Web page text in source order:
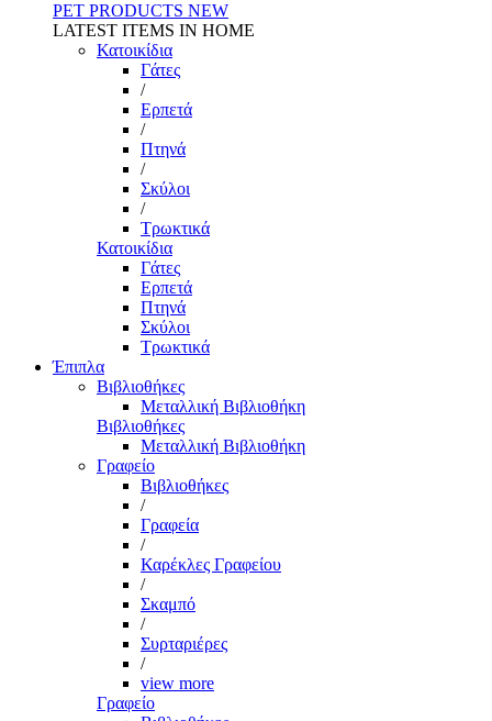
PET PRODUCTS NEW
LATEST ITEMS IN HOME
Κατοικίδια
Γάτες
/
Ερπετά
/
Πτηνά
/
Σκύλοι
/
Τρωκτικά
Κατοικίδια
Γάτες
Ερπετά
Πτηνά
Σκύλοι
Τρωκτικά
Έπιπλα
Βιβλιοθήκες
Μεταλλική Βιβλιοθήκη
Βιβλιοθήκες
Μεταλλική Βιβλιοθήκη
Γραφείο
Βιβλιοθήκες
/
Γραφεία
/
Καρέκλες Γραφείου
/
Σκαμπό
/
Συρταριέρες
/
view more
Γραφείο